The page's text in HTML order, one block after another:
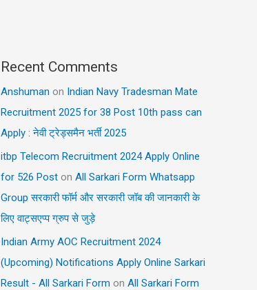
Recent Comments
Anshuman on Indian Navy Tradesman Mate
Recruitment 2025 for 38 Post 10th pass can
Apply : नेवी ट्रेड्समैन भर्ती 2025
itbp Telecom Recruitment 2024 Apply Online
for 526 Post on All Sarkari Form Whatsapp
Group सरकारी फॉर्म और सरकारी जॉब की जानकारी के
लिए वाट्सएप्प ग्रुप से जुड़े
Indian Army AOC Recruitment 2024
(Upcoming) Notifications Apply Online Sarkari
Result - All Sarkari Form on All Sarkari Form